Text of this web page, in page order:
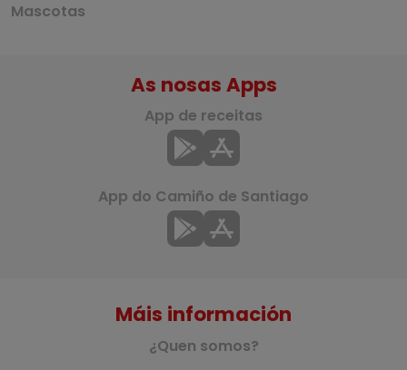
Mascotas
Máis información
¿Quen somos?
As nosas Apps
App de receitas
App do Camiño de Santiago